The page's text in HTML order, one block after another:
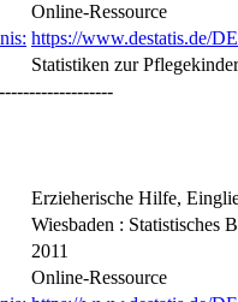
Online-Ressource
https://www.destatis.de/
Statistiken zur
Erzieherische Hilfe,
Wiesbaden : Statistisches
2011
Online-Ressource